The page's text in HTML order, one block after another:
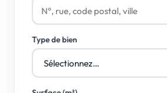
Type de bien